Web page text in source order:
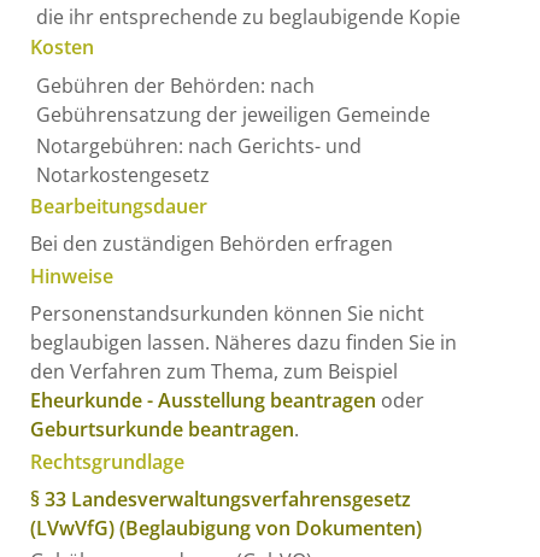
die ihr entsprechende zu beglaubigende Kopie
Kosten
Gebühren der Behörden: nach
Gebührensatzung der jeweiligen Gemeinde
Notargebühren: nach Gerichts- und
Notarkostengesetz
Bearbeitungsdauer
Bei den zuständigen Behörden erfragen
Hinweise
Personenstandsurkunden können Sie nicht
beglaubigen lassen. Näheres dazu finden Sie in
den Verfahren zum Thema, zum Beispiel
Eheurkunde - Ausstellung beantragen oder
Geburtsurkunde beantragen.
Rechtsgrundlage
§ 33 Landesverwaltungsverfahrensgesetz
(LVwVfG) (Beglaubigung von Dokumenten)